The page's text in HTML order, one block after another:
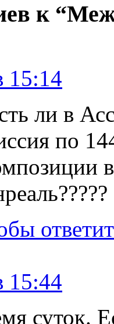
к
15:14
ли в
по
15:44
суток.